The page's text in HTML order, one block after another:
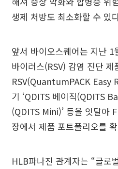
생제 처방도 최소화할 수 있
앞서 바이오스퀘어는 지난 1
바이러스(RSV) 감염 진단 제
RSV(QuantumPACK Easy
기 ‘QDITS 베이직(QDITS
(QDITS Mini)’ 등을 잇달아
장에서 제품 포트폴리오를
HLB파나진 관계자는 “글로